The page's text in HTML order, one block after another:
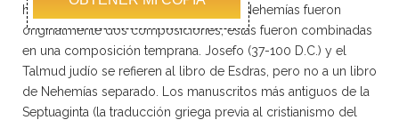
hijo de Hacalías” indican que Esdras y Nehemías fueron
originalmente dos composiciones, estas fueron combinadas
en una composición temprana. Josefo (37-100 D.C.) y el
Talmud judío se refieren al libro de Esdras, pero no a un libro
de Nehemías separado. Los manuscritos más antiguos de la
Septuaginta (la traducción griega previa al cristianismo del